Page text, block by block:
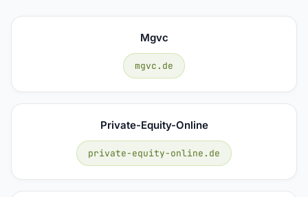
Mgvc
mgvc.de
Private-Equity-Online
private-equity-online.de